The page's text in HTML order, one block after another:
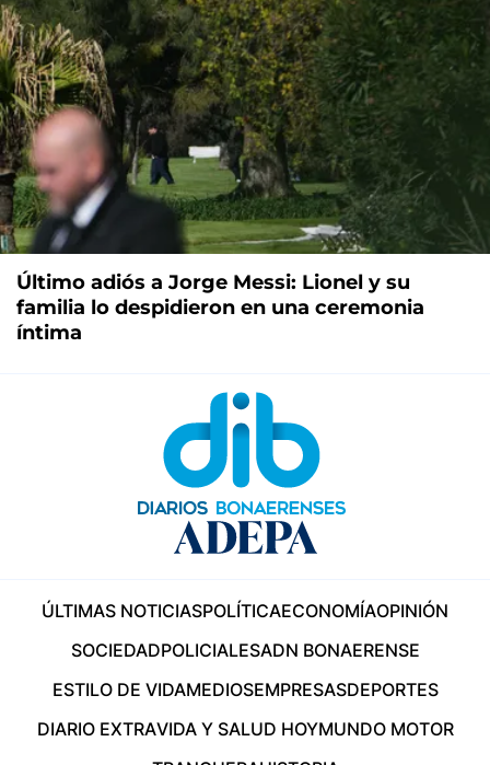
Último adiós a Jorge Messi: Lionel y su
familia lo despidieron en una ceremonia
íntima
ÚLTIMAS NOTICIASPOLÍTICAECONOMÍAOPINIÓN
SOCIEDADPOLICIALESADN BONAERENSE
ESTILO DE VIDAMEDIOSEMPRESASDEPORTES
DIARIO EXTRAVIDA Y SALUD HOYMUNDO MOTOR